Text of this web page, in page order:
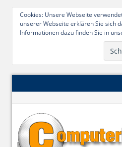
Cookies: Unsere Webseite
unserer Webseite erklären Sie sich
Informationen dazu finden Sie in